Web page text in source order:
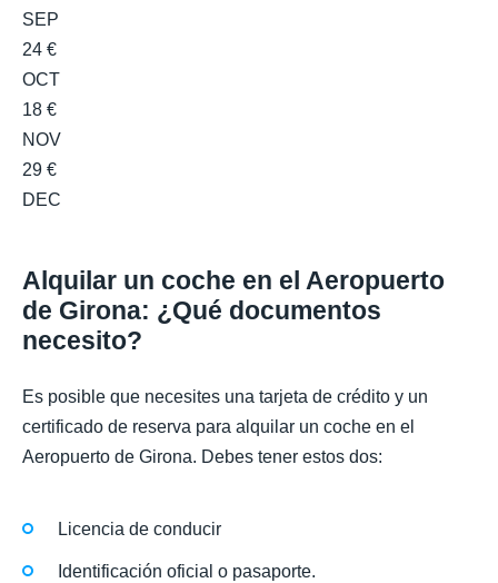
SEP
24 €
OCT
18 €
NOV
29 €
DEC
Alquilar un coche en el Aeropuerto
de Girona: ¿Qué documentos
necesito?
Es posible que necesites una tarjeta de crédito y un
certificado de reserva para alquilar un coche en el
Aeropuerto de Girona. Debes tener estos dos:
Licencia de conducir
Identificación oficial o pasaporte.